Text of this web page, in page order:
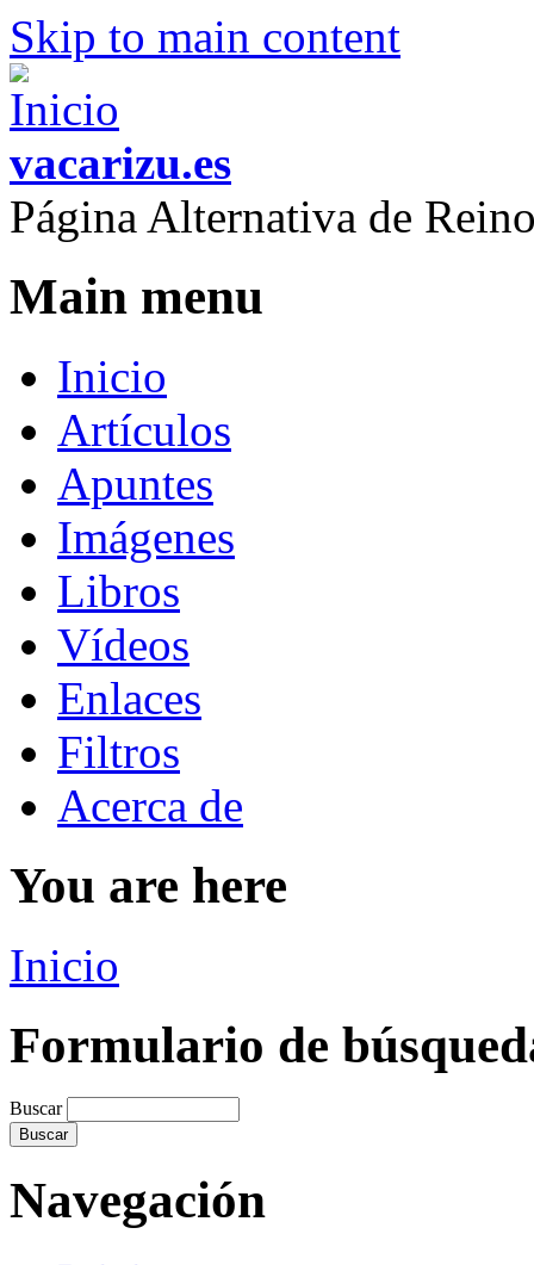
Skip to main content
vacarizu.es
Página Alternativa de
Main menu
Inicio
Artículos
Apuntes
Imágenes
Libros
Vídeos
Enlaces
Filtros
Acerca de
You are here
Inicio
Formulario de
Buscar
Navegación